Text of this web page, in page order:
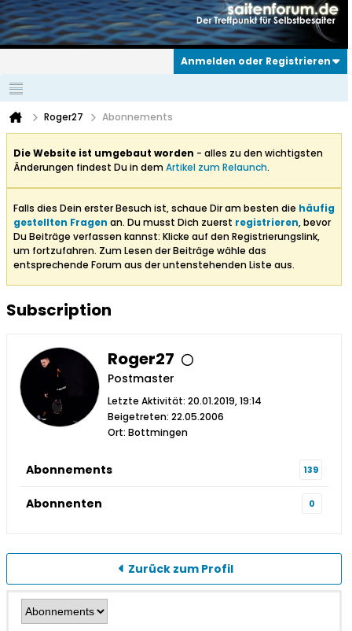
Anmelden oder Registrieren
Roger27 Abonnements
Die Website ist umgebaut worden - alles zu den wichtigsten
Änderungen findest Du in demArtikel zum Relaunch.
Falls dies Dein erster Besuch ist, schaue Dir am besten die häufig
gestellten Fragen an. Du musst Dich zuerst registrieren, bevor
Du Beiträge verfassen kannst: Klicke auf den Registrierungslink,
um fortzufahren. Zum Lesen der Beiträge wähle das
entsprechende Forum aus der untenstehenden Liste aus.
Subscription
Roger27
Postmaster
Letzte Aktivität: 20.01.2019, 19:14
Beigetreten: 22.05.2006
Ort: Bottmingen
Abonnements 139
Abonnenten 0
Zurück zum Profil